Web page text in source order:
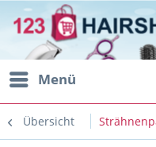
Menü
Übersicht